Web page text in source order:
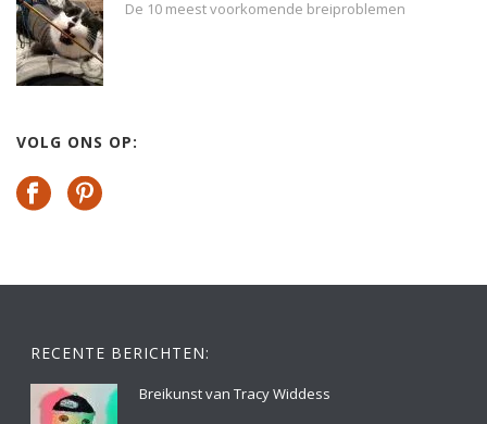
De 10 meest voorkomende breiproblemen
VOLG ONS OP:
RECENTE BERICHTEN:
Breikunst van Tracy Widdess